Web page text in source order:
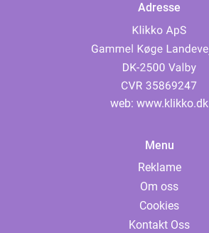
Adresse
web: www.klikko.dk
Menu
Reklame
Om oss
Cookies
Kontakt Oss